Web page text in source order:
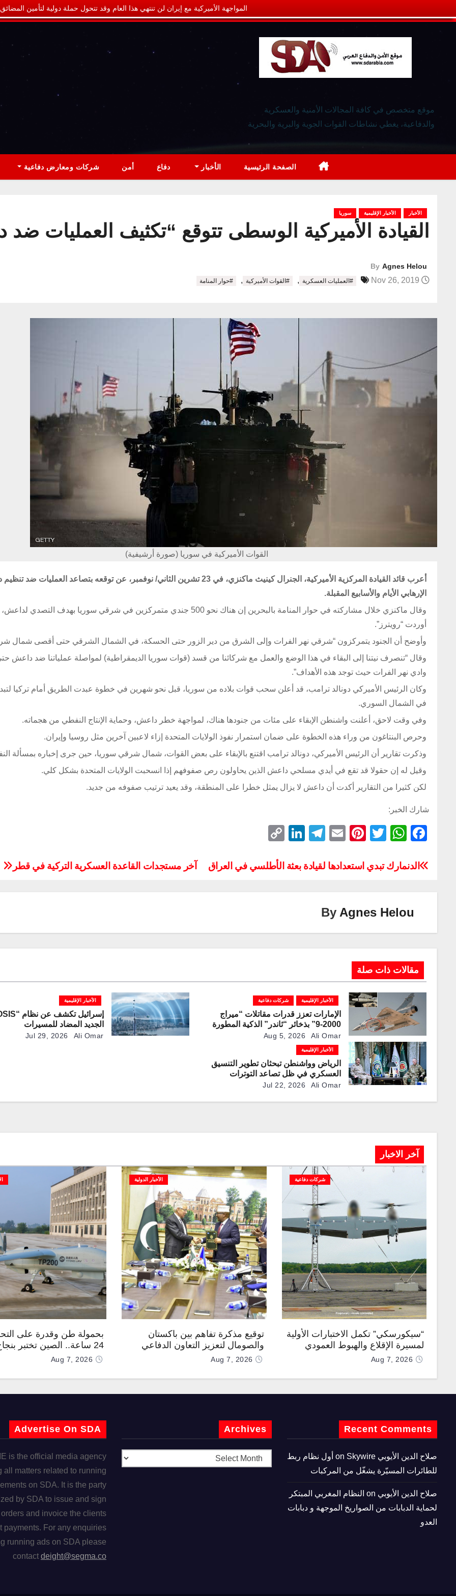
المواجهة الأميركية مع إيران لن تنتهي هذا العام وقد تتحول حملة دولية لتأمين المضائق
موقع متخصص في كافة المجالات الأمنية والعسكرية
والدفاعية، يغطي نشاطات القوات الجوية والبرية والبحرية
الصفحة الرئيسية الأخبار دفاع أمن شركات ومعارض دفاعية
الأخبار الأخبار الإقليمية سوريا
القيادة الأميركية الوسطى تتوقع “تكثيف العمليات
By Agnes Helou
#العمليات العسكرية , #القوات الأميركية , #حوار المنامة
القوات الأميركية في سوريا (صورة أرشيفية)
أعرب قائد القيادة المركزية الأميركية، الجنرال كينيث ماكنزي، في 23 تشرين الثاني/ نوفمبر، عن توقعه بتصاعد العمليات
الإرهابي الأيام والأسابيع المقبلة.
وقال ماكنزي خلال مشاركته في حوار المنامة بالبحرين إن هناك نحو 500 جندي متمركزين في شرقي سوريا بهدف
أوردت “رويترز”.
وأوضح أن الجنود يتمركزون “شرقي نهر الفرات وإلى الشرق من دير الزور حتى الحسكة، في الشمال الشرقي حتى أقصى شمال
وقال “تنصرف نيتنا إلى البقاء في هذا الوضع والعمل مع شركائنا من قسد (قوات سوريا الديمقراطية) لمواصلة عملياتنا ضد داعش
وادي نهر الفرات حيث توجد هذه الأهداف”.
وكان الرئيس الأميركي دونالد ترامب، قد أعلن سحب قوات بلاده من سوريا، قبل نحو شهرين في خطوة عبدت الطريق أمام تركيا لتبدأ
في الشمال السوري.
وفي وقت لاحق، أعلنت واشنطن الإبقاء على مئات من جنودها هناك، لمواجهة خطر داعش، وحماية الإنتاج النفطي من هجماته.
وحرص البنتاغون من وراء هذه الخطوة على ضمان استمرار نفوذ الولايات المتحدة إزاء لاعبين آخرين مثل روسيا وإيران.
وذكرت تقارير أن الرئيس الأميركي، دونالد ترامب اقتنع بالإبقاء على بعض القوات، شمال شرقي سوريا، حين جرى إخباره بمسألة
وقيل له إن حقولا قد تقع في أيدي مسلحي داعش الذين يحاولون رص صفوفهم إذا انسحبت الولايات المتحدة بشكل كلي.
لكن كثيرا من التقارير أكدت أن داعش لا يزال يمثل خطرا على المنطقة، وقد يعيد ترتيب صفوفه من جديد.
شارك الخبر:
F
c
o
o
W
at
p
p
T
tt
Pi
er
E
ail
T
e
Li
k
p
k
آخر مستجدات القاعدة العسكرية التركية في قطر الدنمارك تبدي استعدادها لقيادة بعثة الأطلسي في العراق
By Agnes Helou
مقالات ذات صلة
الأخبار الإقليمية شركات دفاعية
الإمارات تعزز قدرات مقاتلات “ميراج
2000-9” بذخائر “ثاندر” الذكية المطورة
محليًا
Aug 5, 2026 Ali Omar
الأخبار الإقليمية
الجديد المضاد للمسيرات
Jul 29, 2026 Ali Omar
الأخبار الإقليمية
الرياض وواشنطن تبحثان تطوير التنسيق
العسكري في ظل تصاعد التوترات
الإقليمية
Jul 22, 2026 Ali Omar
آخر الاخبار
شركات دفاعية
“سيكورسكي” تكمل الاختبارات الأولية
لمسيرة الإقلاع والهبوط العمودي
“نوماد 100”Aug 7, 2026
الأخبار الدولية
توقيع مذكرة تفاهم بين باكستان
والصومال لتعزيز التعاون الدفاعي
Aug 7, 2026
بحمولة طن وقدرة على
24 ساعة.. الصين تختبر
“TP200”
Aug 7, 2026
Recent Comments
صلاح الدين الأيوبي
Skywire أول نظام ربط
للطائرات المسيّرة يشغّل من المركبات
صلاح الدين الأيوبي
النظام المغربي المبتكر
لحماية الدبابات من الصواريخ الموجهة و دبابات
العدو
Archives
Advertise On SDA
is the official media agency
all matters related to running
on SDA. It is the party
by SDA to issue and sign
and invoice the clients
payments. For any enquiries
running ads on SDA please
contact deight@segma.co